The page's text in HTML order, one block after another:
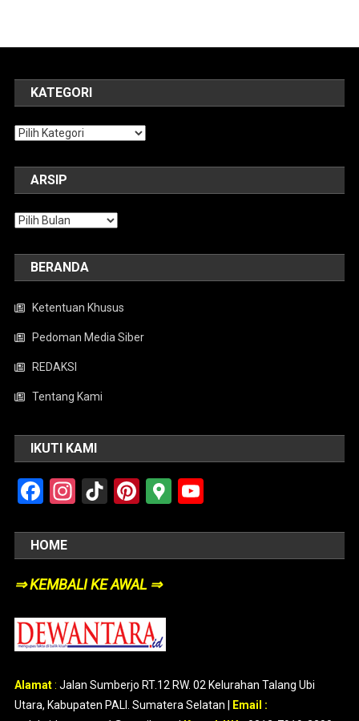
KATEGORI
Kategori
ARSIP
Arsip
BERANDA
Ketentuan Khusus
Pedoman Media Siber
REDAKSI
Tentang Kami
IKUTI KAMI
Facebook
Instagram
TikTokPinterest
Google
HOME
⇒ KEMBALI KE AWAL ⇒
Alamat: Jalan Sumberjo RT.12 RW. 02 Kelurahan Talang Ubi
Utara, Kabupaten PALI. Sumatera Selatan |
Email :